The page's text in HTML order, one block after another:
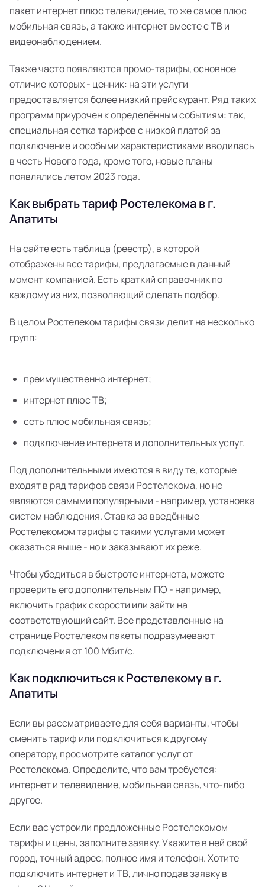
пакет интернет плюс телевидение, то же самое плюс
мобильная связь, а также интернет вместе с ТВ и
видеонаблюдением.
Также часто появляются промо-тарифы, основное
отличие которых - ценник: на эти услуги
предоставляется более низкий прейскурант. Ряд таких
программ приурочен к определённым событиям: так,
специальная сетка тарифов с низкой платой за
подключение и особыми характеристиками вводилась
в честь Нового года, кроме того, новые планы
появлялись летом 2023 года.
Как выбрать тариф Ростелекома в г.
Апатиты
На сайте есть таблица (реестр), в которой
отображены все тарифы, предлагаемые в данный
момент компанией. Есть краткий справочник по
каждому из них, позволяющий сделать подбор.
В целом Ростелеком тарифы связи делит на несколько
групп:
преимущественно интернет;
интернет плюс ТВ;
сеть плюс мобильная связь;
подключение интернета и дополнительных услуг.
Под дополнительными имеются в виду те, которые
входят в ряд тарифов связи Ростелекома, но не
являются самыми популярными - например, установка
систем наблюдения. Ставка за введённые
Ростелекомом тарифы с такими услугами может
оказаться выше - но и заказывают их реже.
Чтобы убедиться в быстроте интернета, можете
проверить его дополнительным ПО - например,
включить график скорости или зайти на
соответствующий сайт. Все представленные на
странице Ростелеком пакеты подразумевают
подключения от 100 Мбит/с.
Как подключиться к Ростелекому в г.
Апатиты
Если вы рассматриваете для себя варианты, чтобы
сменить тариф или подключиться к другому
оператору, просмотрите каталог услуг от
Ростелекома. Определите, что вам требуется:
интернет и телевидение, мобильная связь, что-либо
другое.
Если вас устроили предложенные Ростелекомом
тарифы и цены, заполните заявку. Укажите в ней свой
город, точный адрес, полное имя и телефон. Хотите
подключить интернет и ТВ, лично подав заявку в